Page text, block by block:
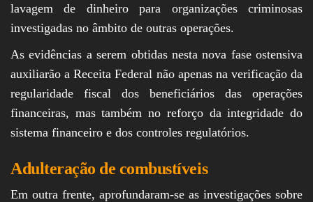
lavagem de dinheiro para organizações criminosas
investigadas no âmbito de outras operações.
As evidências a serem obtidas nesta nova fase ostensiva
auxiliarão a Receita Federal não apenas na verificação da
regularidade fiscal dos beneficiários das operações
financeiras, mas também no reforço da integridade do
sistema financeiro e dos controles regulatórios.
Adulteração de combustíveis
Em outra frente, aprofundaram-se as investigações sobre